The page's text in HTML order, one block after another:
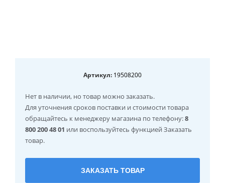
Артикул: 19508200
Нет в наличии, но товар можно заказать.
Для уточнения сроков поставки и стоимости товара
обращайтесь к менеджеру магазина по телефону:8
800 200 48 01 или воспользуйтесь функцией Заказать
товар.
ЗАКАЗАТЬ ТОВАР